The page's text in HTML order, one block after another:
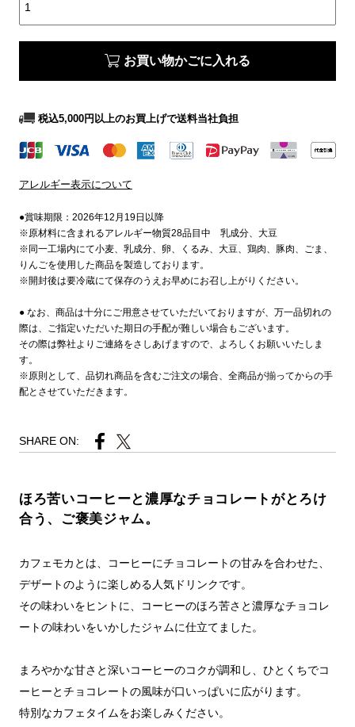
お買い物かごに入れる
税込5,000円以上のお買上げで送料当社負担
アレルギー表示について
●賞味期限：2026年12月19日以降
※原材料に含まれるアレルギー物質28品目中 乳成分、大豆
※同一工場内にて小麦、乳成分、卵、くるみ、大豆、鶏肉、豚肉、ごま、
りんごを使用した商品を製造しております。
※開封後は要冷蔵にて保存のうえお早めにお召し上がりください。
● なお、商品は十分にご用意させていただいておりますが、万一品切れの
際は、ご指定いただいた期日の手配が難しい場合もございます。
その際は弊社よりご連絡をさしあげますので、よろしくお願いいたしま
す。
※原則として、品切れ商品を含むご注文の場合、全商品が揃ってからの手
配とさせていただきます。
SHARE ON:
ほろ苦いコーヒーと濃厚なチョコレートがとろけ
合う、ご褒美ジャム。
カフェモカとは、コーヒーにチョコレートの甘みを合わせた、
デザートのように楽しめる人気ドリンクです。
その味わいをヒントに、コーヒーのほろ苦さと濃厚なチョコレ
ートの味わいをいかしたジャムに仕立てました。
まろやかな甘さと深いコーヒーのコクが調和し、ひとくちでコ
ーヒーとチョコレートの風味が口いっぱいに広がります。
特別なカフェタイムをお楽しみください。